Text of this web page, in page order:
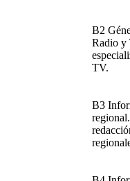
B2
Radio y
TV.
B3